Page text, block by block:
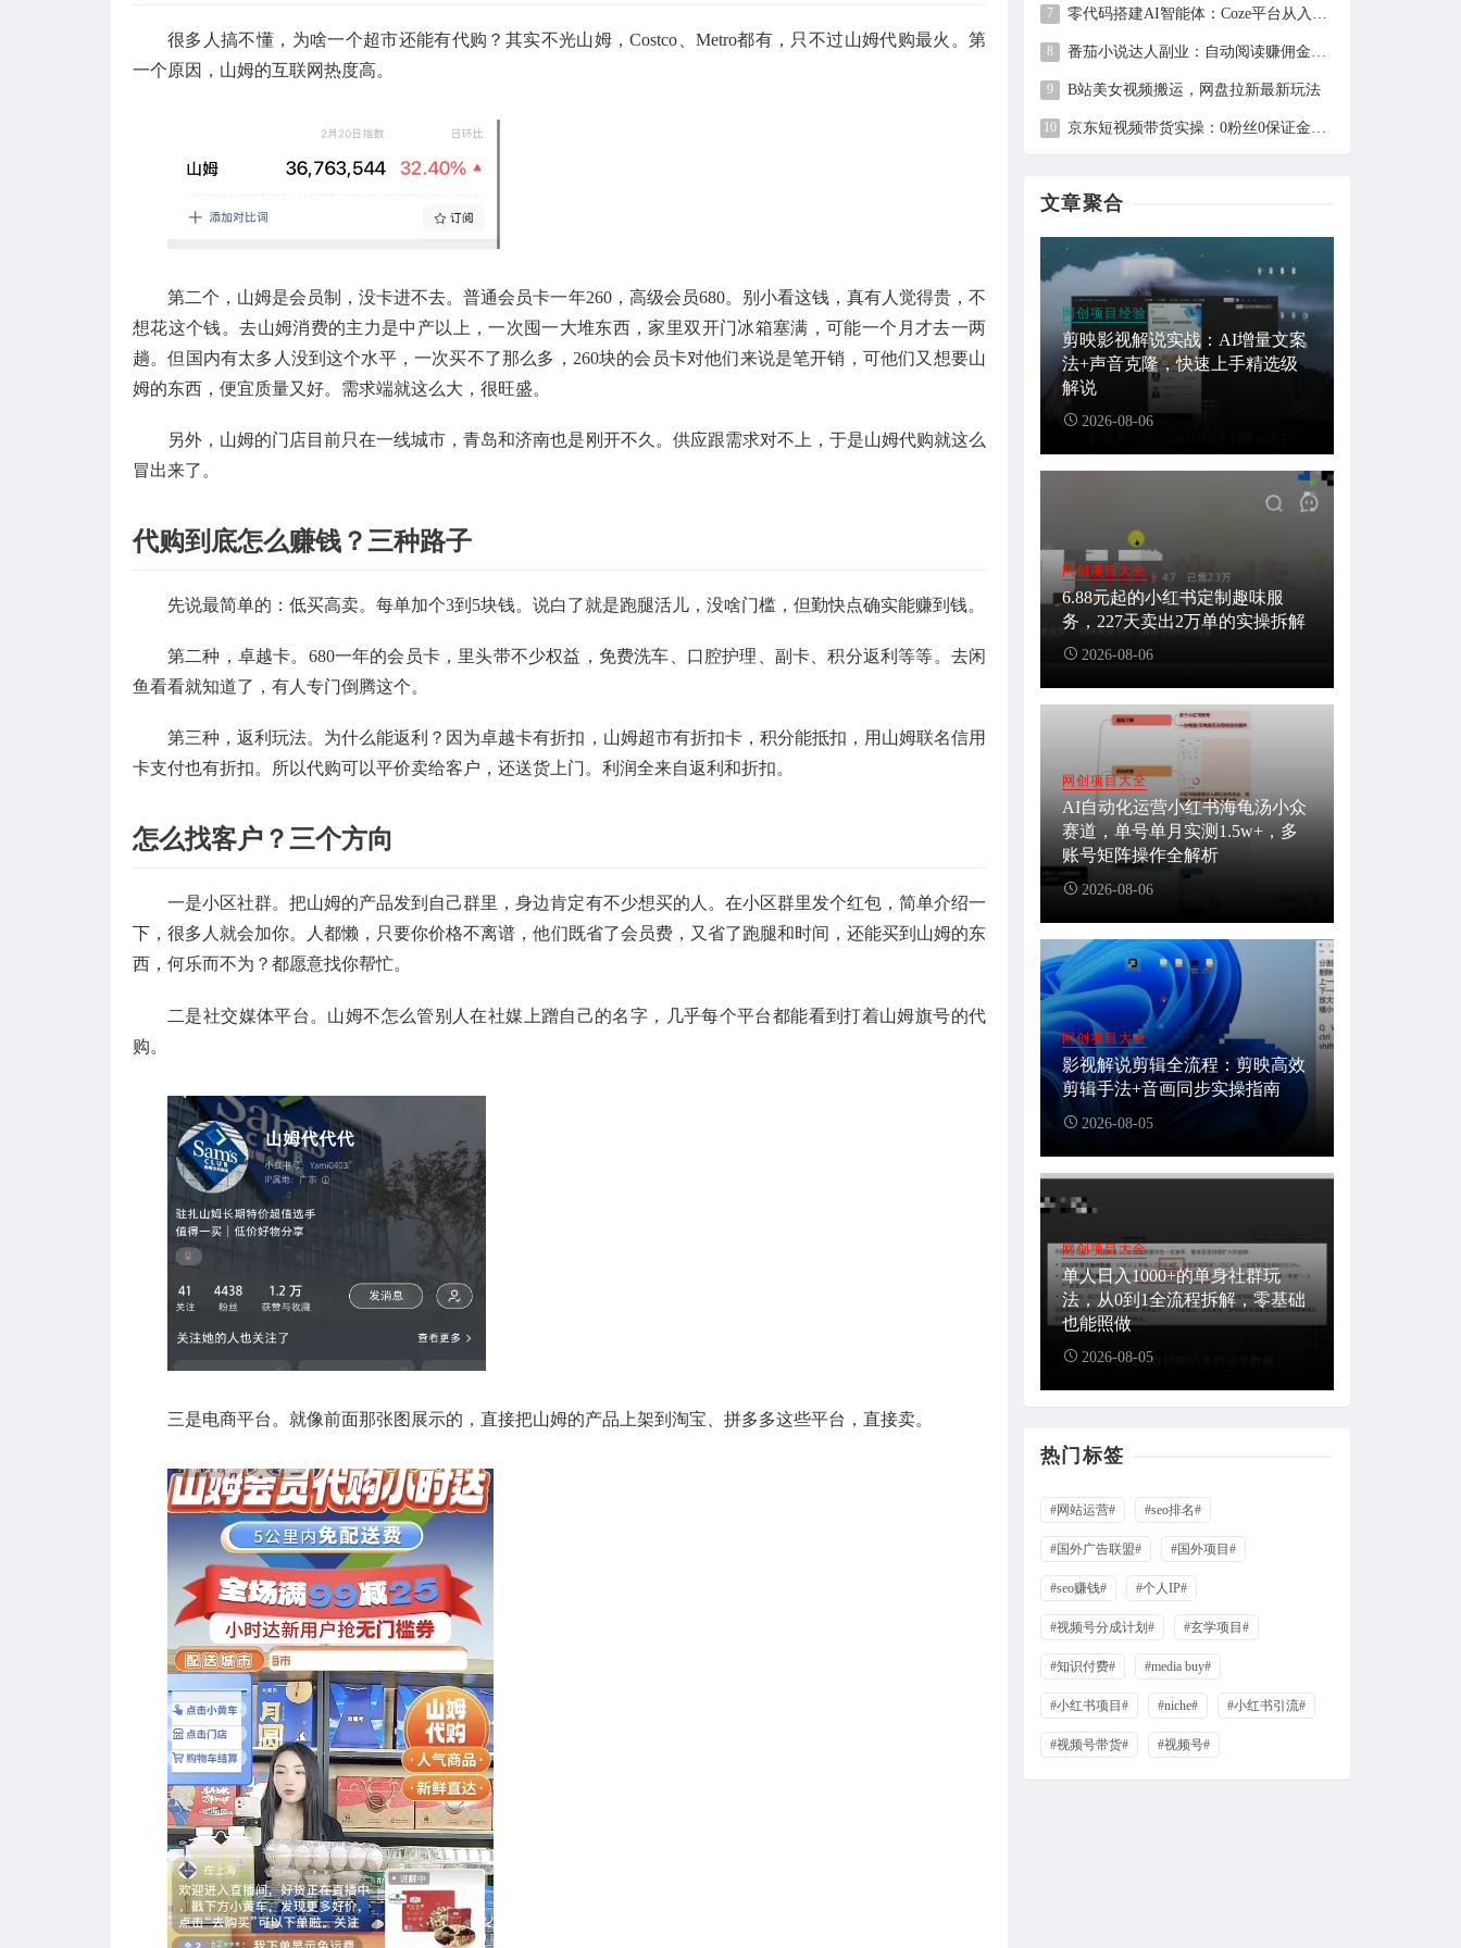
很多人搞不懂，为啥一个超市还能有代购？其实不光山姆，Costco、Metro都有，只不过山姆代购最火。第
一个原因，山姆的互联网热度高。
第二个，山姆是会员制，没卡进不去。普通会员卡一年260，高级会员680。别小看这钱，真有人觉得贵，不
想花这个钱。去山姆消费的主力是中产以上，一次囤一大堆东西，家里双开门冰箱塞满，可能一个月才去一两
趟。但国内有太多人没到这个水平，一次买不了那么多，260块的会员卡对他们来说是笔开销，可他们又想要山
姆的东西，便宜质量又好。需求端就这么大，很旺盛。
另外，山姆的门店目前只在一线城市，青岛和济南也是刚开不久。供应跟需求对不上，于是山姆代购就这么
冒出来了。
代购到底怎么赚钱？三种路子
先说最简单的：低买高卖。每单加个3到5块钱。说白了就是跑腿活儿，没啥门槛，但勤快点确实能赚到钱。
第二种，卓越卡。680一年的会员卡，里头带不少权益，免费洗车、口腔护理、副卡、积分返利等等。去闲
鱼看看就知道了，有人专门倒腾这个。
第三种，返利玩法。为什么能返利？因为卓越卡有折扣，山姆超市有折扣卡，积分能抵扣，用山姆联名信用
卡支付也有折扣。所以代购可以平价卖给客户，还送货上门。利润全来自返利和折扣。
怎么找客户？三个方向
一是小区社群。把山姆的产品发到自己群里，身边肯定有不少想买的人。在小区群里发个红包，简单介绍一
下，很多人就会加你。人都懒，只要你价格不离谱，他们既省了会员费，又省了跑腿和时间，还能买到山姆的东
西，何乐而不为？都愿意找你帮忙。
二是社交媒体平台。山姆不怎么管别人在社媒上蹭自己的名字，几乎每个平台都能看到打着山姆旗号的代
购。
三是电商平台。就像前面那张图展示的，直接把山姆的产品上架到淘宝、拼多多这些平台，直接卖。
B站美女视频搬运，网盘拉新最新玩法
文章聚合
网创项目经验
剪映影视解说实战：AI增量文案
法+声音克隆，快速上手精选级
解说
2026-08-06
网创项目大全
6.88元起的小红书定制趣味服
务，227天卖出2万单的实操拆解
2026-08-06
网创项目大全
AI自动化运营小红书海龟汤小众
赛道，单号单月实测1.5w+，多
账号矩阵操作全解析
2026-08-06
网创项目大全
影视解说剪辑全流程：剪映高效
剪辑手法+音画同步实操指南
2026-08-05
网创项目大全
单人日入1000+的单身社群玩
法，从0到1全流程拆解，零基础
也能照做
2026-08-05
热门标签
#网站运营# #seo排名#
#国外广告联盟# #国外项目#
#seo赚钱# #个人IP#
#视频号分成计划# #玄学项目#
#知识付费# #media buy#
#小红书项目# #niche# #小红书引流#
#视频号带货# #视频号#